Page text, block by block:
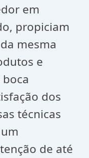
em
propiciam
mesma
e
dos
técnicas
de até